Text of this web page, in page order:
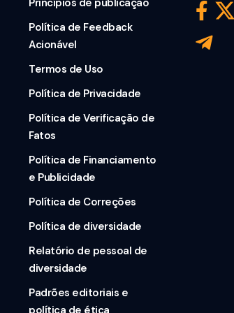
Política de Feedback
Acionável
Termos de Uso
Política de Privacidade
Política de Verificação de
Fatos
Política de Financiamento
e Publicidade
Política de Correções
Política de diversidade
Relatório de pessoal de
diversidade
Padrões editoriais e
política de ética